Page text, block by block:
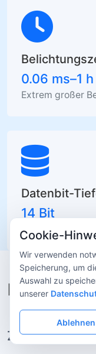
0.06 ms–1 h
Extrem großer
Datenbit-
14 Bit
Präzision in
Zweistufige
Cookie-
Wir verwenden
Speicherung, um
Auswahl zu
unserer
Ablehnen